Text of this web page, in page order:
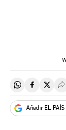
Compartir en
Compartir
Añadir EL